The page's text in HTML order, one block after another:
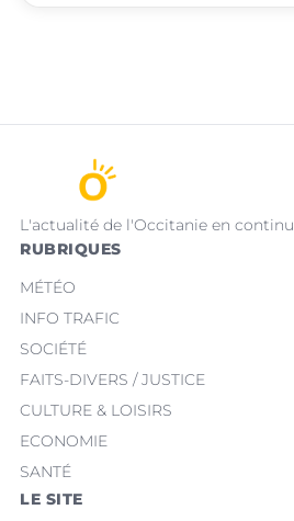
L'actualité de l'Occitanie en continu
RUBRIQUES
MÉTÉO
INFO TRAFIC
SOCIÉTÉ
FAITS-DIVERS / JUSTICE
CULTURE & LOISIRS
ECONOMIE
SANTÉ
LE SITE